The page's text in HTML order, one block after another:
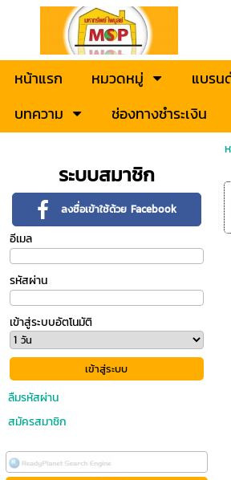
หน้าแรก หมวดหมู่ แบรน
บทความ
ช่องทางชำระเงิน
ระบบสมาชิก
ลงชื่อเข้าใช้ด้วย Facebook
อีเมล
รหัสผ่าน
เข้าสู่ระบบอัตโนมัติ
ลืมรหัสผ่าน
สมัครสมาชิก